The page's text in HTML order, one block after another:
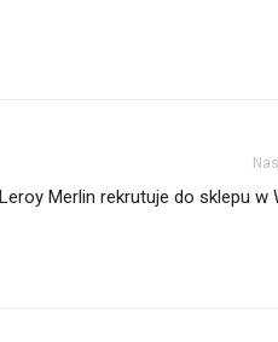
Leroy Merlin rekrutuje do sklepu w